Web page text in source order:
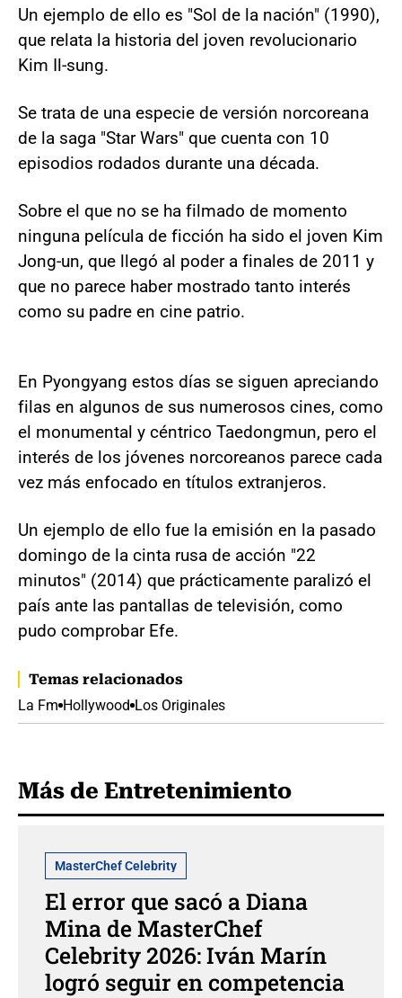
Un ejemplo de ello es "Sol de la nación" (1990),
que relata la historia del joven revolucionario
Kim Il-sung.
Se trata de una especie de versión norcoreana
de la saga "Star Wars" que cuenta con 10
episodios rodados durante una década.
Sobre el que no se ha filmado de momento
ninguna película de ficción ha sido el joven Kim
Jong-un, que llegó al poder a finales de 2011 y
que no parece haber mostrado tanto interés
como su padre en cine patrio.
En Pyongyang estos días se siguen apreciando
filas en algunos de sus numerosos cines, como
el monumental y céntrico Taedongmun, pero el
interés de los jóvenes norcoreanos parece cada
vez más enfocado en títulos extranjeros.
Un ejemplo de ello fue la emisión en la pasado
domingo de la cinta rusa de acción "22
minutos" (2014) que prácticamente paralizó el
país ante las pantallas de televisión, como
pudo comprobar Efe.
Temas relacionados
La Fm Hollywood Los Originales
Más de Entretenimiento
MasterChef Celebrity
El error que sacó a Diana
Mina de MasterChef
Celebrity 2026: Iván Marín
logró seguir en competencia